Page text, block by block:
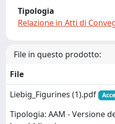
Tipologia
Relazione in Atti di
File in questo prodotto:
File
Liebig_Figurines (1).pdf
Tipologia: AAM - Versione